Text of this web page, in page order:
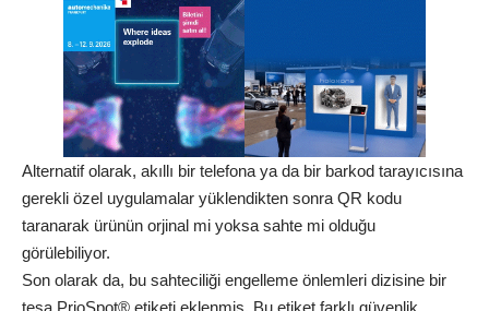
Alternatif olarak, akıllı bir telefona ya da bir barkod tarayıcısına
gerekli özel uygulamalar yüklendikten sonra QR kodu
taranarak ürünün orjinal mi yoksa sahte mi olduğu
görülebiliyor.
Son olarak da, bu sahteciliği engelleme önlemleri dizisine bir